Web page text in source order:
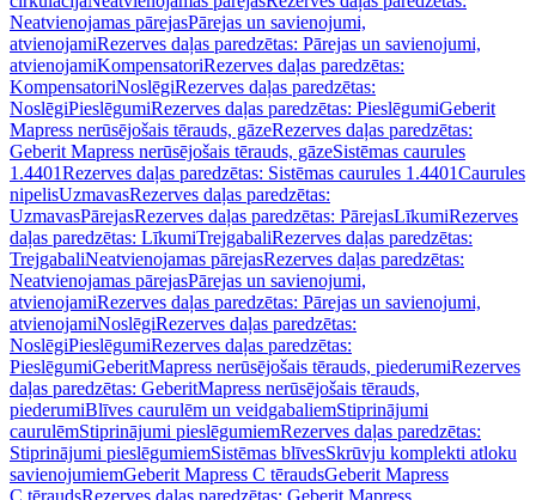
Neatvienojamas pārejasPārejas un savienojumi,
atvienojamiRezerves daļas paredzētas: Pārejas un savienojumi,
atvienojamiKompensatoriRezerves daļas paredzētas:
KompensatoriNoslēgiRezerves daļas paredzētas:
NoslēgiPieslēgumiRezerves daļas paredzētas: PieslēgumiGeberit
Mapress nerūsējošais tērauds, gāzeRezerves daļas paredzētas:
Geberit Mapress nerūsējošais tērauds, gāzeSistēmas caurules
1.4401Rezerves daļas paredzētas: Sistēmas caurules 1.4401Caurules
nipelisUzmavasRezerves daļas paredzētas:
UzmavasPārejasRezerves daļas paredzētas: PārejasLīkumiRezerves
daļas paredzētas: LīkumiTrejgabaliRezerves daļas paredzētas:
TrejgabaliNeatvienojamas pārejasRezerves daļas paredzētas:
Neatvienojamas pārejasPārejas un savienojumi,
atvienojamiRezerves daļas paredzētas: Pārejas un savienojumi,
atvienojamiNoslēgiRezerves daļas paredzētas:
NoslēgiPieslēgumiRezerves daļas paredzētas:
PieslēgumiGeberitMapress nerūsējošais tērauds, piederumiRezerves
daļas paredzētas: GeberitMapress nerūsējošais tērauds,
piederumiBlīves caurulēm un veidgabaliemStiprinājumi
caurulēmStiprinājumi pieslēgumiemRezerves daļas paredzētas:
Stiprinājumi pieslēgumiemSistēmas blīvesSkrūvju komplekti atloku
savienojumiemGeberit Mapress C tēraudsGeberit Mapress
C tēraudsRezerves daļas paredzētas: Geberit Mapress